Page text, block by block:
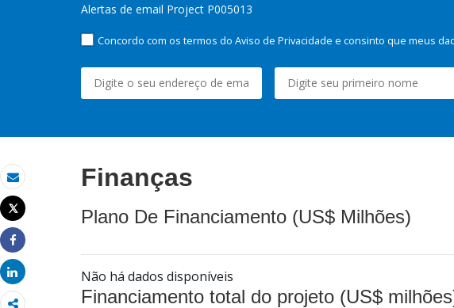
Email
Imprimir
Tweet
Share
Share
Alertas de email Project P005013
Concordo com os termos do Aviso de Privacidade e consinto que meus
Finanças
Plano De Financiamento (US$ Milhões)
Não há dados disponíveis
Financiamento total do projeto (US$